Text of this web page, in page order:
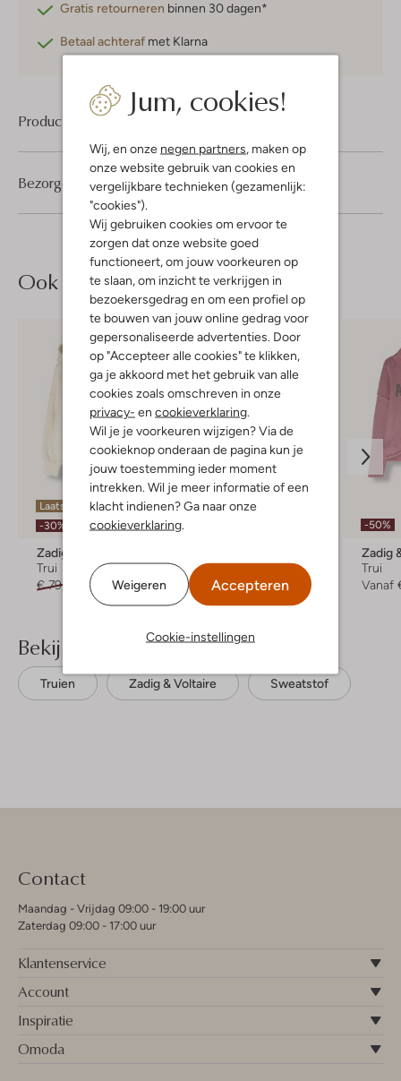
Jum, cookies!
Wij, en onze negen partners, maken op
onze website gebruik van cookies en
vergelijkbare technieken (gezamenlijk:
"cookies").
Wij gebruiken cookies om ervoor te
zorgen dat onze website goed
functioneert, om jouw voorkeuren op
te slaan, om inzicht te verkrijgen in
bezoekersgedrag en om een profiel op
te bouwen van jouw online gedrag voor
gepersonaliseerde advertenties. Door
op "Accepteer alle cookies" te klikken,
ga je akkoord met het gebruik van alle
cookies zoals omschreven in onze
privacy- en cookieverklaring.
Wil je je voorkeuren wijzigen? Via de
cookieknop onderaan de pagina kun je
jouw toestemming ieder moment
intrekken. Wil je meer informatie of een
klacht indienen? Ga naar onze
cookieverklaring.
Weigeren Accepteren
Cookie-instellingen
Gratis retourneren binnen 30 dagen*
Betaal achteraf met Klarna
Product informatie
Bezorgen & retourneren
Ook iets voor jou?
Laatste item
-30%
Zadig & Voltaire
Trui
€ 79,99
€ 55,99
Laatste item
Trui
€ 159,99 € 63,99
-50%
Zadig
Trui
Vanaf
Bekijk meer
Truien Zadig & Voltaire Sweatstof
Contact
Maandag - Vrijdag 09:00 - 19:00 uur
Zaterdag 09:00 - 17:00 uur
Klantenservice
Account
Inspiratie
Omoda